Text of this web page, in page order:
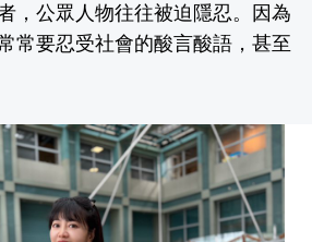
，公眾人物往往被迫隱忍。因為
常要忍受社會的酸言酸語，甚至